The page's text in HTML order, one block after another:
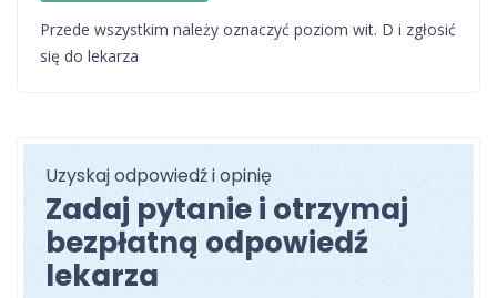
Przede wszystkim należy oznaczyć poziom wit. D i zgłosić
się do lekarza
Uzyskaj odpowiedź i opinię
Zadaj pytanie i otrzymaj
bezpłatną odpowiedź
lekarza